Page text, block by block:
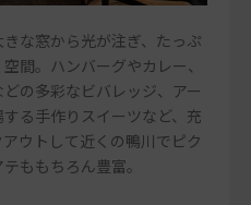
な窓から光が注ぎ、たっぷ
間。ハンバーグやカレー、
の多彩なビバレッジ、アー
る手作りスイーツなど、充
ウトして近くの鴨川でピク
ももちろん豊富。